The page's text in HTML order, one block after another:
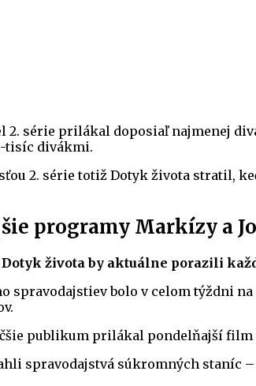
2. série prilákal doposiaľ najmenej
tisíc divákmi.
2. série totiž Dotyk života stratil,
programy Markízy a
Dotyk života by aktuálne porazili
spravodajstiev bolo v celom týždni na
publikum prilákal pondelňajší film
spravodajstvá súkromných staníc